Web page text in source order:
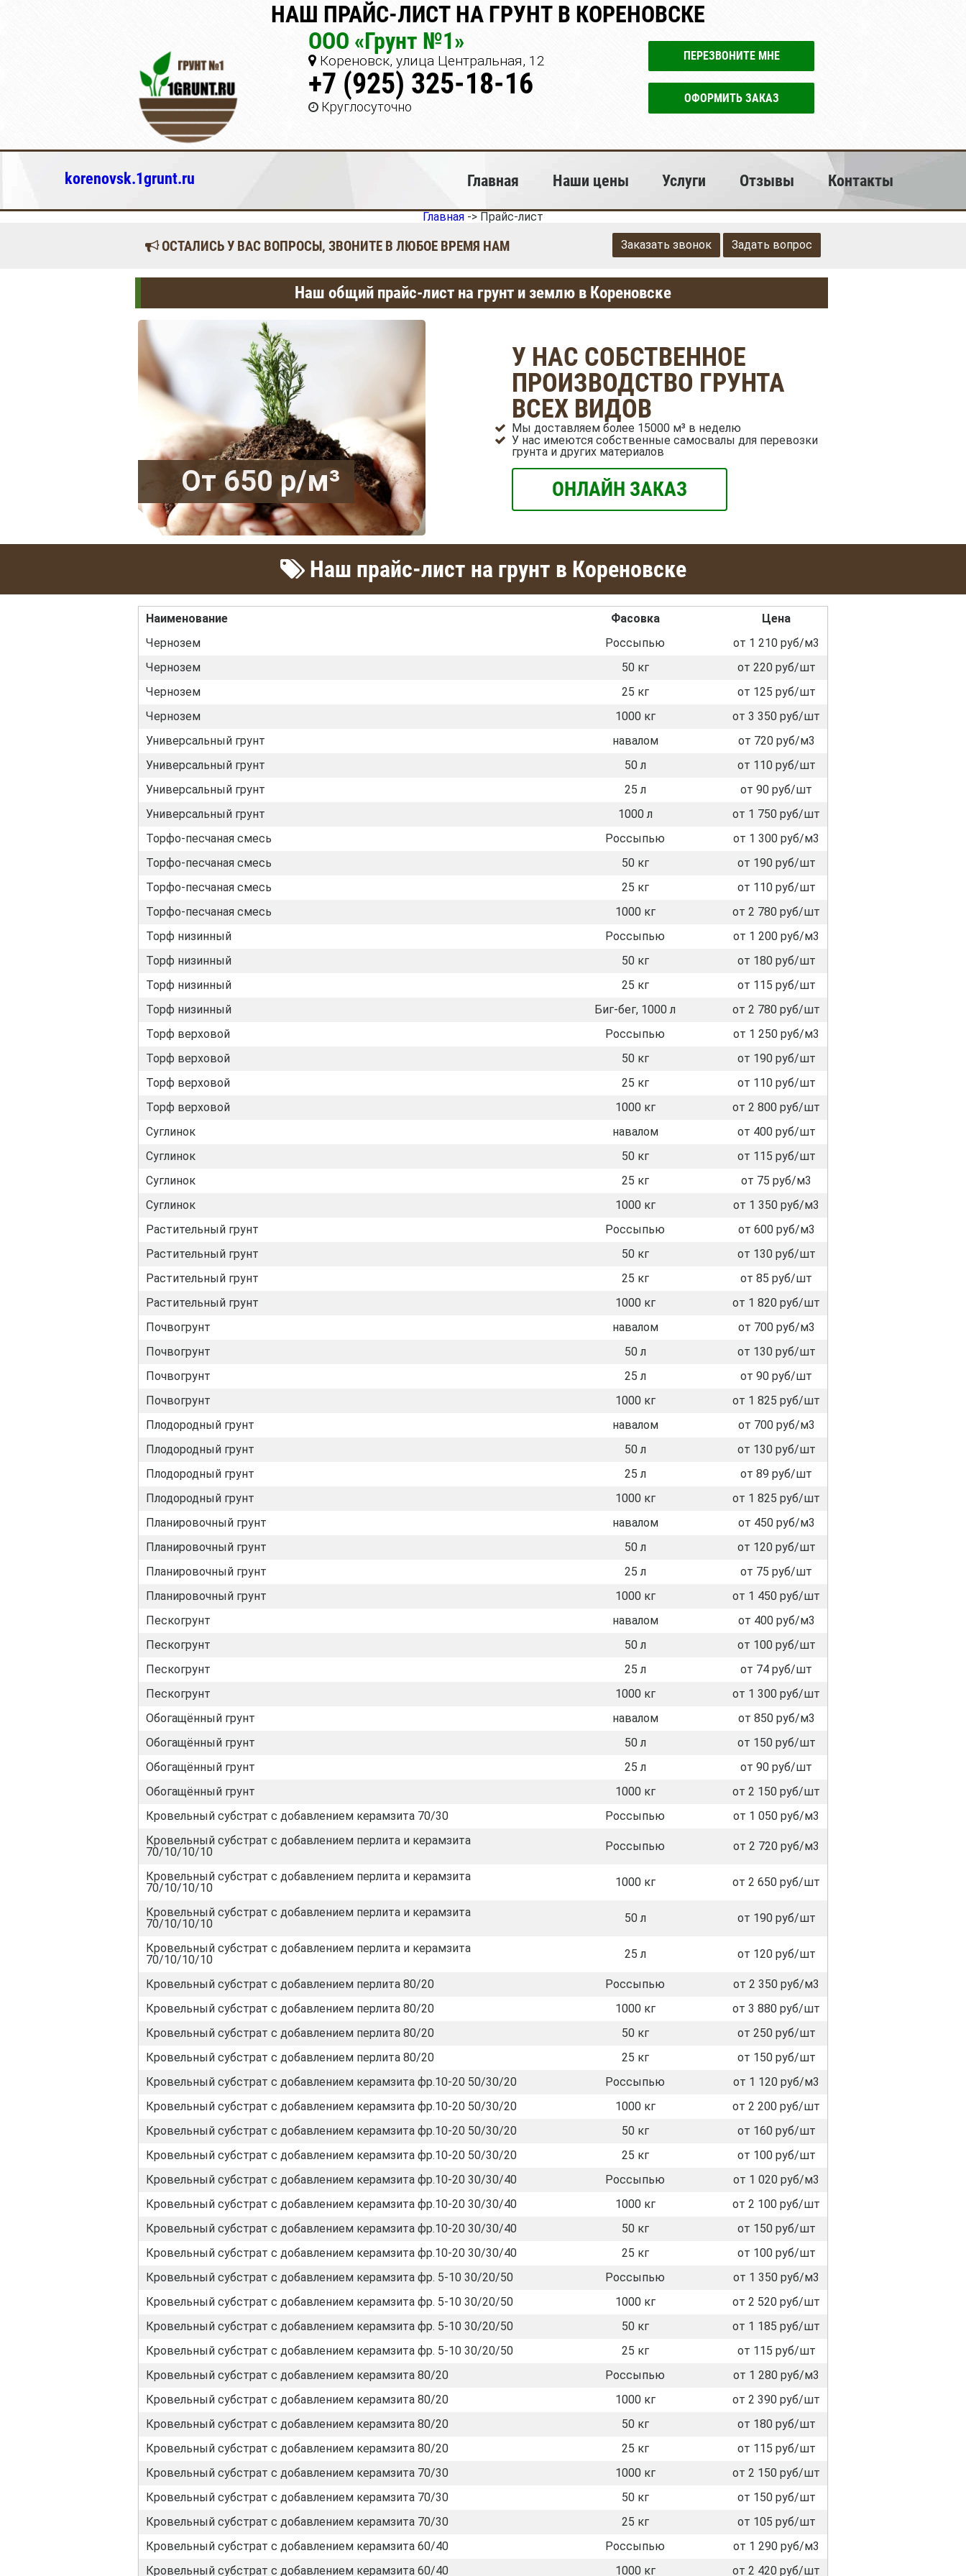
НАШ ПРАЙС-ЛИСТ НА ГРУНТ В КОРЕНОВСКЕ
ООО «Грунт №1»
Кореновск, улица Центральная, 12
+7 (925) 325-18-16
Круглосуточно
ПЕРЕЗВОНИТЕ МНЕ
ОФОРМИТЬ ЗАКАЗ
korenovsk.1grunt.ru Главная Наши цены Услуги Отзывы Контакты
Главная -> Прайс-лист
ОСТАЛИСЬ У ВАС ВОПРОСЫ, ЗВОНИТЕ В ЛЮБОЕ ВРЕМЯ НАМ Заказать звонок Задать вопрос
Наш общий прайс-лист на грунт и землю в Кореновске
От 650 р/м³
У НАС СОБСТВЕННОЕ
ПРОИЗВОДСТВО ГРУНТА
ВСЕХ ВИДОВ
Мы доставляем более 15000 м³ в неделю
У нас имеются собственные самосвалы для перевозки
грунта и других материалов
ОНЛАЙН ЗАКАЗ
Наш прайс-лист на грунт в Кореновске
Наименование Фасовка
Цена
Чернозем
Россыпью
от 1 210 руб/м3
Чернозем
50 кг
от 220 руб/шт
Чернозем
25 кг
от 125 руб/шт
Чернозем
1000 кг
от 3 350 руб/шт
Универсальный грунт
навалом
от 720 руб/м3
Универсальный грунт
50 л
от 110 руб/шт
Универсальный грунт
25 л
от 90 руб/шт
Универсальный грунт
1000 л
от 1 750 руб/шт
Торфо-песчаная смесь
Россыпью
от 1 300 руб/м3
Торфо-песчаная смесь
50 кг
от 190 руб/шт
Торфо-песчаная смесь
25 кг
от 110 руб/шт
Торфо-песчаная смесь
1000 кг
от 2 780 руб/шт
Торф низинный
Россыпью
от 1 200 руб/м3
Торф низинный
50 кг
от 180 руб/шт
Торф низинный
25 кг
от 115 руб/шт
Торф низинный
Биг-бег, 1000 л
от 2 780 руб/шт
Торф верховой
Россыпью
от 1 250 руб/м3
Торф верховой
50 кг
от 190 руб/шт
Торф верховой
25 кг
от 110 руб/шт
Торф верховой
1000 кг
от 2 800 руб/шт
Суглинок
навалом
от 400 руб/шт
Суглинок
50 кг
от 115 руб/шт
Суглинок
25 кг
от 75 руб/м3
Суглинок
1000 кг
от 1 350 руб/м3
Растительный грунт
Россыпью
от 600 руб/м3
Растительный грунт
50 кг
от 130 руб/шт
Растительный грунт
25 кг
от 85 руб/шт
Растительный грунт
1000 кг
от 1 820 руб/шт
Почвогрунт
навалом
от 700 руб/м3
Почвогрунт
50 л
от 130 руб/шт
Почвогрунт
25 л
от 90 руб/шт
Почвогрунт
1000 кг
от 1 825 руб/шт
Плодородный грунт
навалом
от 700 руб/м3
Плодородный грунт
50 л
от 130 руб/шт
Плодородный грунт
25 л
от 89 руб/шт
Плодородный грунт
1000 кг
от 1 825 руб/шт
Планировочный грунт
навалом
от 450 руб/м3
Планировочный грунт
50 л
от 120 руб/шт
Планировочный грунт
25 л
от 75 руб/шт
Планировочный грунт
1000 кг
от 1 450 руб/шт
Пескогрунт
навалом
от 400 руб/м3
Пескогрунт
50 л
от 100 руб/шт
Пескогрунт
25 л
от 74 руб/шт
Пескогрунт
1000 кг
от 1 300 руб/шт
Обогащённый грунт
навалом
от 850 руб/м3
Обогащённый грунт
50 л
от 150 руб/шт
Обогащённый грунт
25 л
от 90 руб/шт
Обогащённый грунт
1000 кг
от 2 150 руб/шт
Кровельный субстрат с добавлением керамзита 70/30
Россыпью
от 1 050 руб/м3
Кровельный субстрат с добавлением перлита и керамзита
70/10/10/10
Россыпью от 2 720 руб/м3
Кровельный субстрат с добавлением перлита и керамзита
70/10/10/10
1000 кг от 2 650 руб/шт
Кровельный субстрат с добавлением перлита и керамзита
70/10/10/10
50 л от 190 руб/шт
Кровельный субстрат с добавлением перлита и керамзита
70/10/10/10
25 л от 120 руб/шт
Кровельный субстрат с добавлением перлита 80/20 Россыпью
от 2 350 руб/м3
Кровельный субстрат с добавлением перлита 80/20
1000 кг
от 3 880 руб/шт
Кровельный субстрат с добавлением перлита 80/20
50 кг
от 250 руб/шт
Кровельный субстрат с добавлением перлита 80/20
25 кг
от 150 руб/шт
Кровельный субстрат с добавлением керамзита фр.10-20 50/30/20
Россыпью
от 1 120 руб/м3
Кровельный субстрат с добавлением керамзита фр.10-20 50/30/20
1000 кг
от 2 200 руб/шт
Кровельный субстрат с добавлением керамзита фр.10-20 50/30/20
50 кг
от 160 руб/шт
Кровельный субстрат с добавлением керамзита фр.10-20 50/30/20
25 кг
от 100 руб/шт
Кровельный субстрат с добавлением керамзита фр.10-20 30/30/40
Россыпью
от 1 020 руб/м3
Кровельный субстрат с добавлением керамзита фр.10-20 30/30/40
1000 кг
от 2 100 руб/шт
Кровельный субстрат с добавлением керамзита фр.10-20 30/30/40
50 кг
от 150 руб/шт
Кровельный субстрат с добавлением керамзита фр.10-20 30/30/40
25 кг
от 100 руб/шт
Кровельный субстрат с добавлением керамзита фр. 5-10 30/20/50
Россыпью
от 1 350 руб/м3
Кровельный субстрат с добавлением керамзита фр. 5-10 30/20/50
1000 кг
от 2 520 руб/шт
Кровельный субстрат с добавлением керамзита фр. 5-10 30/20/50
50 кг
от 1 185 руб/шт
Кровельный субстрат с добавлением керамзита фр. 5-10 30/20/50
25 кг
от 115 руб/шт
Кровельный субстрат с добавлением керамзита 80/20
Россыпью
от 1 280 руб/м3
Кровельный субстрат с добавлением керамзита 80/20
1000 кг
от 2 390 руб/шт
Кровельный субстрат с добавлением керамзита 80/20
50 кг
от 180 руб/шт
Кровельный субстрат с добавлением керамзита 80/20
25 кг
от 115 руб/шт
Кровельный субстрат с добавлением керамзита 70/30
1000 кг
от 2 150 руб/шт
Кровельный субстрат с добавлением керамзита 70/30
50 кг
от 150 руб/шт
Кровельный субстрат с добавлением керамзита 70/30
25 кг
от 105 руб/шт
Кровельный субстрат с добавлением керамзита 60/40
Россыпью
от 1 290 руб/м3
Кровельный субстрат с добавлением керамзита 60/40
1000 кг от 2 420 руб/шт